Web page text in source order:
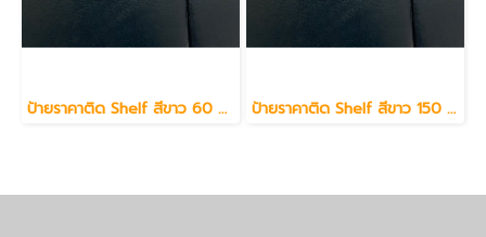
ป้ายราคาติด Shelf สีขาว 60 ซม. ป้ายราคาติด Shelf สีขาว 150 ซม.